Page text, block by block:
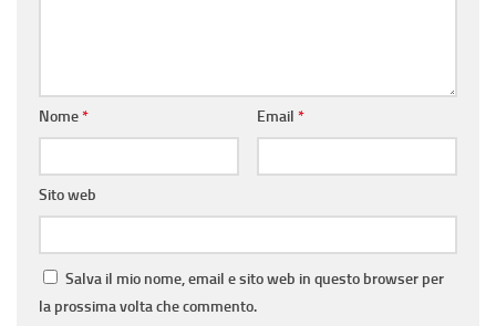
Nome* Email *
Sito web
Salva il mio nome, email e sito web in questo browser per
la prossima volta che commento.